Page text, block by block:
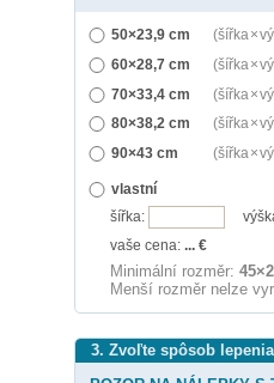
50×23,9 cm (šířka ×
60×28,7 cm
(šířka ×
70×33,4 cm
(šířka ×
80×38,2 cm
(šířka ×
90×43 cm
(šířka ×
vlastní
šířka:
vaše cena: ... €
Minimální rozměr:
Menší rozměr nelze
3. Zvoľte spôsob